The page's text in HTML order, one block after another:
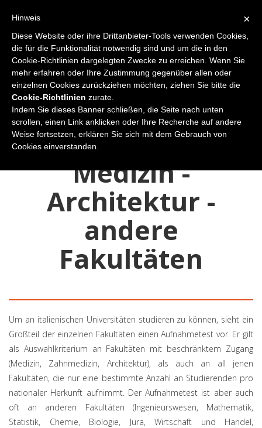
Aktuelle Seite: Startseite Universitätsausbildung Medizin - Architektur - Andere Fakultäten
Medizin -
Architektur -
andere
Fakultäten
Um an italienischen Universitäten studieren zu können, sieht ein
Großteil der einzelnen Fakultäten einen Aufnahmetest vor. Er gilt
als Auswahlkriterium an Fakultäten mit beschränktem Zugang
(Medizin, Zahnmedizin, Architektur), als auch an all jenen
Fakultäten, die nur eine bestimmte Anzahl an Studierenden pro
nationaler Herkunft aufnimmt. Der Aufnahmetest ist aber auch
oft an anderen Fakultäten (Ingenieurswesen, Mathematik,
Statistik, Chemie, Biologie, Jura, Wirtschaft und Handel,
×
Hinweis
Diese Website oder ihre Drittanbieter-Tools verwenden Cookies,
die für die Funktionalität notwendig sind und um die in den
Cookie-Richtlinien dargelegten Zwecke zu erreichen. Wenn Sie
mehr erfahren oder Ihre Zustimmung gegenüber allen oder
einzelnen Cookies zurückziehen möchten, ziehen Sie bitte die
Cookie-Richtlinien zurate.
Indem Sie dieses Banner schließen, die Seite nach unten
scrollen, einen Link anklicken oder Ihre Recherche auf andere
Weise fortsetzen, erklären Sie sich mit dem Gebrauch von
Cookies einverstanden.